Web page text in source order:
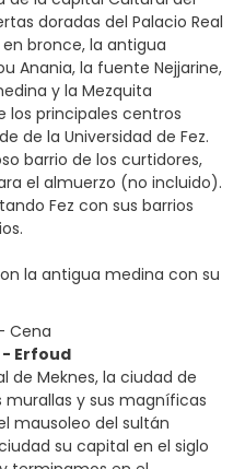
doradas del Palacio Real
bronce, la antigua
Anania, la fuente Nejjarine,
y la Mezquita
los principales centros
de la Universidad de Fez.
barrio de los curtidores,
el almuerzo (no incluido).
Fez con sus barrios
la antigua medina con su
Cena
- Erfoud
de Meknes, la ciudad de
murallas y sus magníficas
mausoleo del sultán
su capital en el siglo